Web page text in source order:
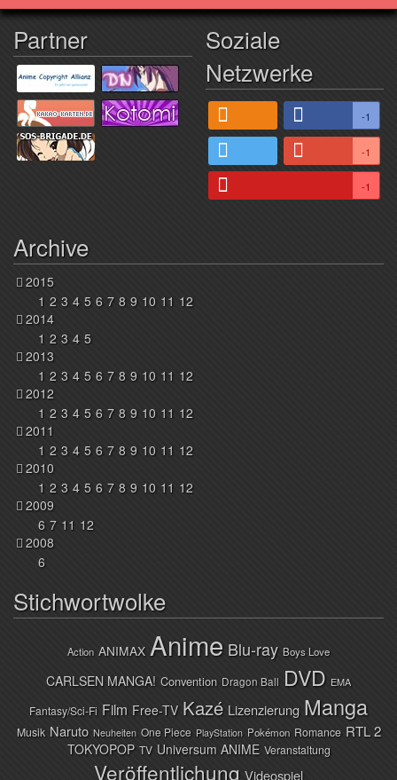
Partner
Soziale
Netzwerke
-1
-1
-1
Archive
2015
1 2 3 4 5 6 7 8 9 10 11 12
2014
1 2 3 4 5
2013
1 2 3 4 5 6 7 8 9 10 11 12
2012
1 2 3 4 5 6 7 8 9 10 11 12
2011
1 2 3 4 5 6 7 8 9 10 11 12
2010
1 2 3 4 5 6 7 8 9 10 11 12
2009
6 7 11 12
2008
6
Stichwortwolke
Action ANIMAX Anime Blu-ray Boys Love
CARLSEN MANGA! Convention Dragon Ball DVD EMA
Fantasy/Sci-Fi Film Free-TV Kazé Lizenzierung Manga
Musik Naruto Neuheiten One Piece PlayStation Pokémon Romance RTL 2
TOKYOPOP TV Universum ANIME Veranstaltung
Veröffentlichung Videospiel